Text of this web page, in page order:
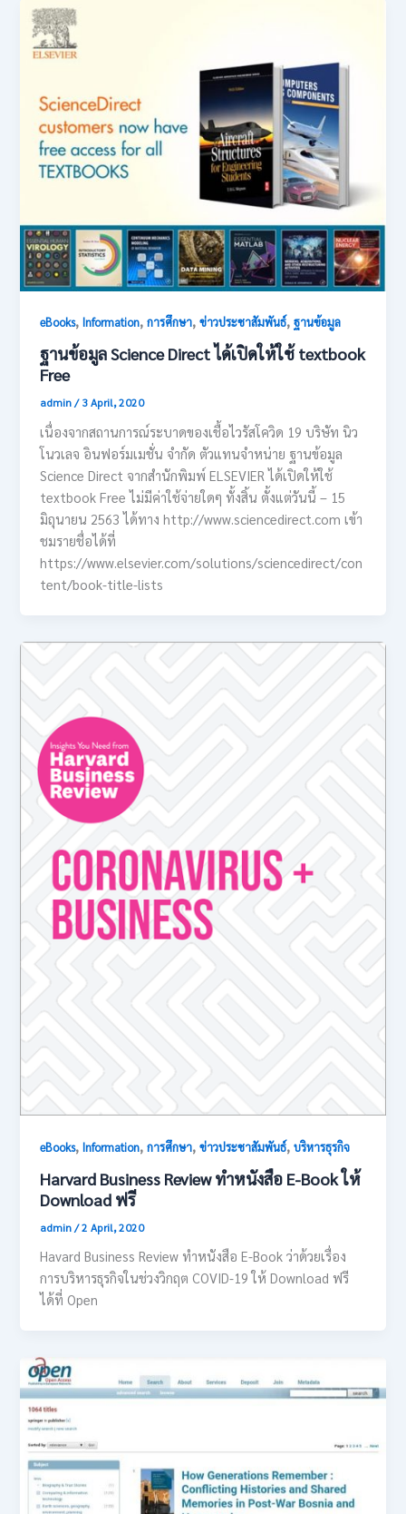
eBooks,Information,การศึกษา,ข่าวประชาสัมพันธ์,ฐานข้อมูล
ฐานข้อมูล Science Direct ได้เปิดให้ใช้ textbook
Free
admin/3 April, 2020
เนื่องจากสถานการณ์ระบาดของเชื้อไวรัสโควิด 19 บริษัท นิว
โนวเลจ อินฟอร์มเมชั่น จำกัด ตัวแทนจำหน่าย ฐานข้อมูล
Science Direct จากสำนักพิมพ์ ELSEVIER ได้เปิดให้ใช้
textbook Free ไม่มีค่าใช้จ่ายใดๆ ทั้งสิ้น ตั้งแต่วันนี้ – 15
มิถุนายน 2563 ได้ทาง http://www.sciencedirect.com เข้า
ชมรายชื่อได้ที่
https://www.elsevier.com/solutions/sciencedirect/con
tent/book-title-lists
eBooks,Information,การศึกษา,ข่าวประชาสัมพันธ์,บริหารธุรกิจ
Harvard Business Review ทำหนังสือ E-Book ให้
Download ฟรี
admin/2 April, 2020
Havard Business Review ทำหนังสือ E-Book ว่าด้วยเรื่อง
การบริหารธุรกิจในช่วงวิกฤต COVID-19 ให้ Download ฟรี
ได้ที่ Open